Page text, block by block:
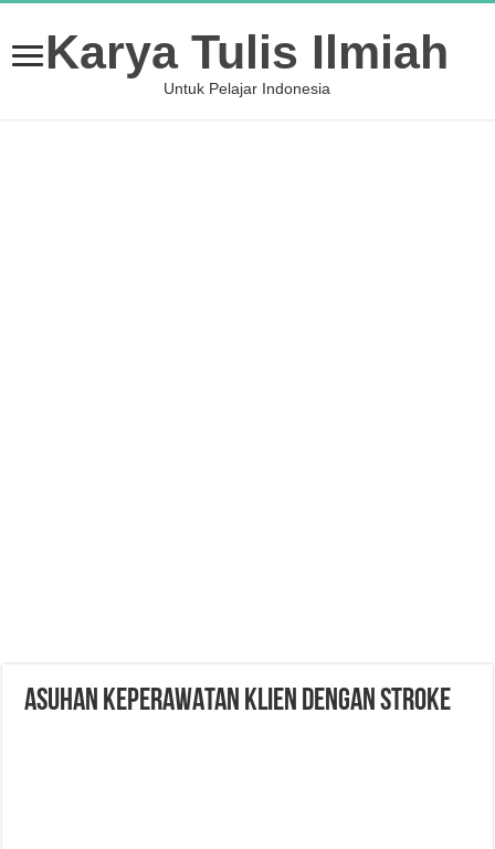
Karya Tulis Ilmiah
Untuk Pelajar Indonesia
ASUHAN KEPERAWATAN KLIEN DENGAN STROKE